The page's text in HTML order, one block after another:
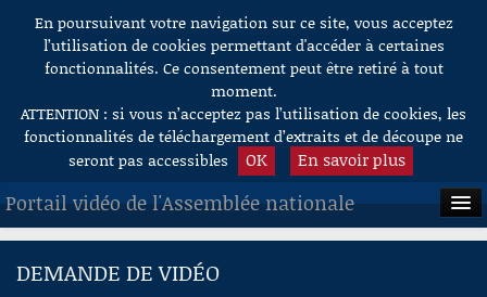
Aller au contenu
En poursuivant votre navigation sur ce site, vous acceptez
l’utilisation de cookies permettant d'accéder à certaines
fonctionnalités. Ce consentement peut être retiré à tout
moment.
ATTENTION : si vous n’acceptez pas l’utilisation de cookies, les
fonctionnalités de téléchargement d’extraits et de découpe ne
seront pas accessibles
OK En savoir plus
Portail vidéo de l'Assemblée nationale
ACCUEIL
DEMANDE DE VIDÉO